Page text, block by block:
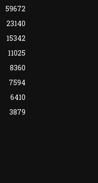
59672
23140
15342
11025
8360
7594
6410
3879